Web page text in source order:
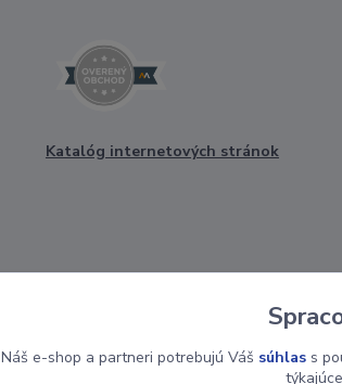
Katalóg internetových stránok
Náš e-shop a partneri potrebujú Váš súhlas s